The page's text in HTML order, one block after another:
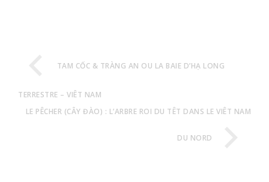
TAM CỐC & TRÀNG AN OU LA BAIE D’HẠ LONG
TERRESTRE – VIÊT NAM
LE PÊCHER (CÂY ĐÀO) : L’ARBRE ROI DU TÊT DANS LE VIÊT NAM
DU NORD